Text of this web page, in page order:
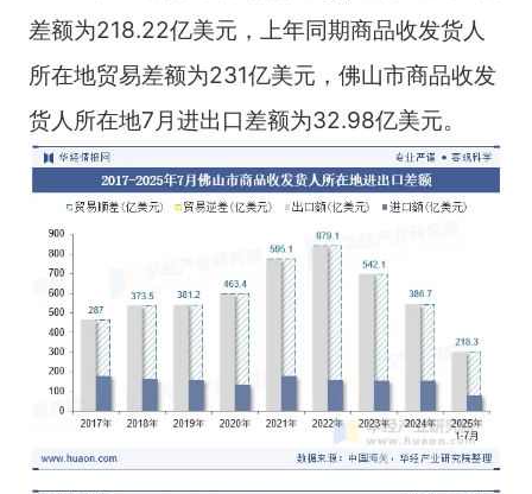
差额为218.22亿美元，上年同期商品收发货人
所在地贸易差额为231亿美元，佛山市商品收发
货人所在地7月进出口差额为32.98亿美元。